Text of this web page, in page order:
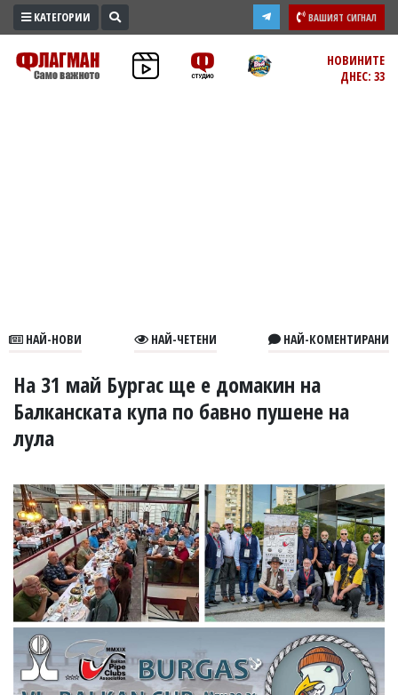
ПРОМО
ЗОНА
В
УКРАЙНА
СПОРТ
РАЗСЛЕДВАНЕ
БИЗНЕС
ЮГ
Управители:
Веселин
Василев,
email:
v.vasilev@flagman.bg
Катя
Касабова,
еmail: k.kassabova@flagman.bg
КАТЕГОРИИ ВАШИЯТ СИГНАЛ
НОВИНИТЕ
ДНЕС: 33
НАЙ-НОВИ НАЙ-ЧЕТЕНИ НАЙ-КОМЕНТИРАНИ
На 31 май Бургас ще е домакин на
Балканската купа по бавно пушене на
лула